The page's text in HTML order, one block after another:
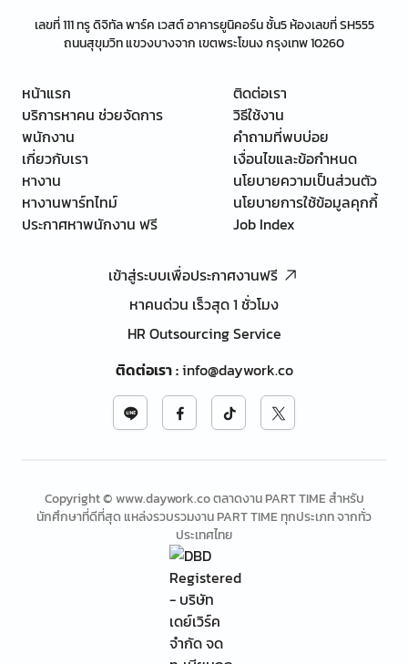
เลขที่ 111 ทรู ดิจิทัล พาร์ค เวสต์ อาคารยูนิคอร์น ชั้น5 ห้องเลขที่ SH555
ถนนสุขุมวิท แขวงบางจาก เขตพระโขนง กรุงเทพ 10260
หน้าแรก
บริการหาคน ช่วยจัดการ
พนักงาน
เกี่ยวกับเรา
หางาน
หางานพาร์ทไทม์
ประกาศหาพนักงาน ฟรี
ติดต่อเรา
วิธีใช้งาน
คำถามที่พบบ่อย
เงื่อนไขและข้อกำหนด
นโยบายความเป็นส่วนตัว
นโยบายการใช้ข้อมูลคุกกี้
Job Index
เข้าสู่ระบบเพื่อประกาศงานฟรี
หาคนด่วน เร็วสุด 1 ชั่วโมง
HR Outsourcing Service
ติดต่อเรา:info@daywork.co
Copyright © www.daywork.co ตลาดงาน PART TIME สำหรับ
นักศึกษาที่ดีที่สุด แหล่งรวบรวมงาน PART TIME ทุกประเภท จากทั่ว
ประเทศไทย